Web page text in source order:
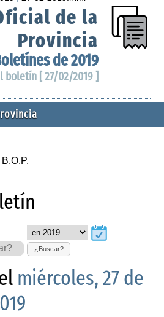
de la
Provincia
de 2019
boletín [ 27/02/2019 ]
¿Buscar?
miércoles, 27 de